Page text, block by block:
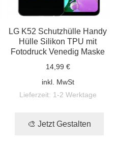
LG K52 Schutzhülle Handy
Hülle Silikon TPU mit
Fotodruck Venedig Maske
14,99 €
inkl. MwSt
Lieferzeit: 1-2 Werktage
🎨 Jetzt Gestalten